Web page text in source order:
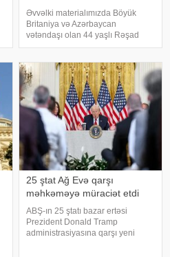
Əvvəlki materialımızda Böyük
Britaniya və Azərbaycan
vətəndaşı olan 44 yaşlı Rəşad
Sultanovun işi barədə ətraflı
Britaniyanın Akrotiri hərbi
bazasına qanunsuz daxil
olmaqda və İran İslam İnqilab
25 ştat Ağ Evə qarşı
məhkəməyə müraciət etdi
ABŞ-ın 25 ştatı bazar ertəsi
Prezident Donald Tramp
administrasiyasına qarşı yeni